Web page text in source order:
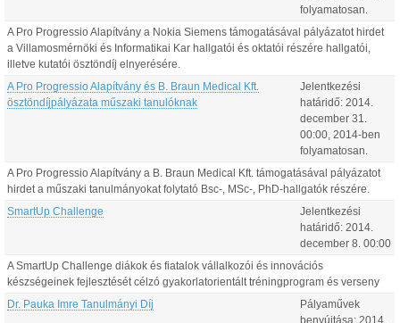
folyamatosan.
A Pro Progressio Alapítvány a Nokia Siemens támogatásával pályázatot hirdet
a Villamosmérnöki és Informatikai Kar hallgatói és oktatói részére hallgatói,
illetve kutatói ösztöndíj elnyerésére.
A Pro Progressio Alapítvány és B. Braun Medical Kft.
ösztöndíjpályázata műszaki tanulóknak
Jelentkezési
határidő: 2014.
december 31
00:00 , 2014-ben
folyamatosan.
A Pro Progressio Alapítvány a B. Braun Medical Kft. támogatásával pályázatot
hirdet a műszaki tanulmányokat folytató Bsc-, MSc-, PhD-hallgatók részére.
SmartUp Challenge
Jelentkezési
határidő: 2014.
december 8 00:00
A SmartUp Challenge diákok és fiatalok vállalkozói és innovációs
készségeinek fejlesztését célzó gyakorlatorientált tréningprogram és verseny
Dr. Pauka Imre Tanulmányi Díj
Pályaművek
benyújtása: 2014.